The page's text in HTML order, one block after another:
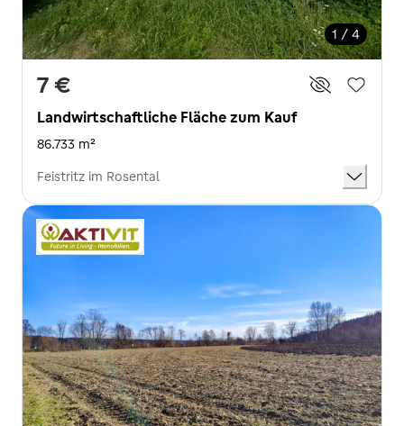
1 / 4
7 €
Landwirtschaftliche Fläche zum Kauf
86.733 m²
Feistritz im Rosental